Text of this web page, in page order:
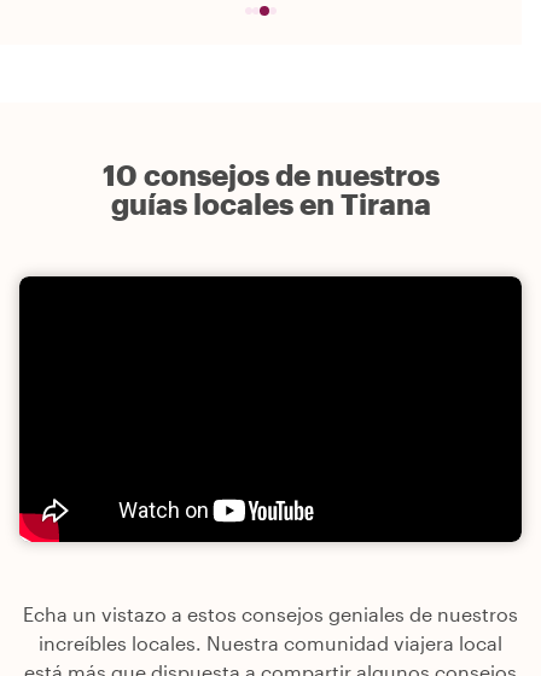
10 consejos de nuestros
guías locales en Tirana
Echa un vistazo a estos consejos geniales de nuestros
increíbles locales. Nuestra comunidad viajera local
está más que dispuesta a compartir algunos consejos